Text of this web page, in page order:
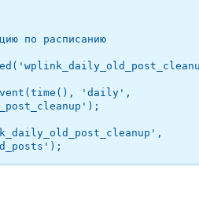
по расписанию